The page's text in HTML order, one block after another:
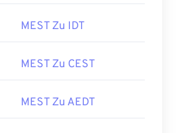
MEST Zu IDT
MEST Zu CEST
MEST Zu AEDT